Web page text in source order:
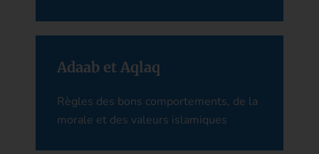
Adaab et Aqlaq
Règles des bons comportements, de la
morale et des valeurs islamiques